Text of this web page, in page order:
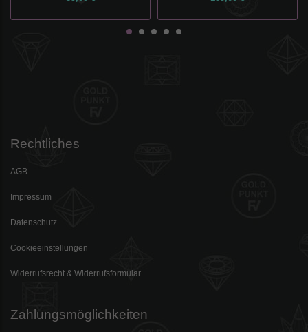
Rechtliches
AGB
Impressum
Datenschutz
Cookieeinstellungen
Widerrufsrecht & Widerrufsformular
Zahlungsmöglichkeiten